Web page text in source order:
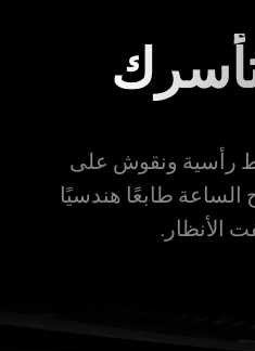
تأسرك
رأسية ونقوش على
الساعة طابعًا هندسيًا
الأنظار.